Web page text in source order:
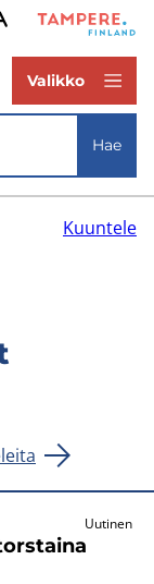
Valikko
Hae
Kuuntele
Uutinen